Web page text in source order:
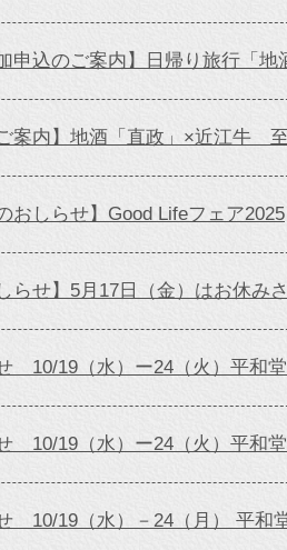
申込のご案内】日帰り旅行「
案内】地酒「直政」×近江牛
おしらせ】Good Lifeフェア2025
らせ】5月17日（金）はお休み
10/19（水）ー24（火）平和